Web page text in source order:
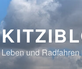
Leben und